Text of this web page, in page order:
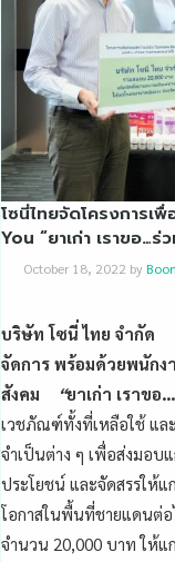
โซนี่ไทยจัดโครงการ
You “ยาเก่า เราขอ…ร่
October 18, 2022 by
บริษัท โซนี่ ไทย จำกัด
จัดการ พร้อมด้วยพนักง
สังคม
“ยาเก่า เราขอ
เวชภัณฑ์ทั้งที่เหลือใช้ แล
จำเป็นต่าง ๆ เพื่อส่งมอบ
ประโยชน์ และจัดสรรให้
โอกาสในพื้นที่ชายแดนต่
จำนวน 20,000 บาท ให้แ